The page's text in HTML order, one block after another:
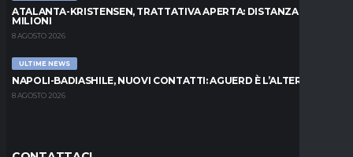
ATALANTA-KRISTENSEN, TRATTATIVA APERTA: DISTANZA DI 5
MILIONI
8 AGOSTO 2026
ULTIME NEWS
NAPOLI-BADIASHILE, NUOVI CONTATTI: AGUERD È L’ALTERNATIVA
8 AGOSTO 2026